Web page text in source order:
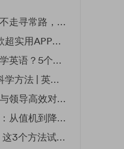
邪修式英语速成法：不走寻常路，英语战力狂飙！
高效背单词攻略：5款超实用APP推荐 | EF英孚教育
普通打工人如何高效学英语？5个实用技巧助你突破职场瓶颈
高效记忆单词的5大科学方法 | 英语学习必备技巧
职场沟通秘籍：如何与领导高效对话 | EF英孚职场指南
坐飞机必备英语指南：从值机到降落的全流程表达
30天突破英语口语！这3个方法试过的人都说有效